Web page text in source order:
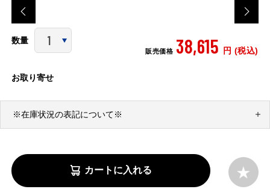
数量
販売価格 38,615 円 (税込)
お取り寄せ
※在庫状況の表記について※
カートに入れる